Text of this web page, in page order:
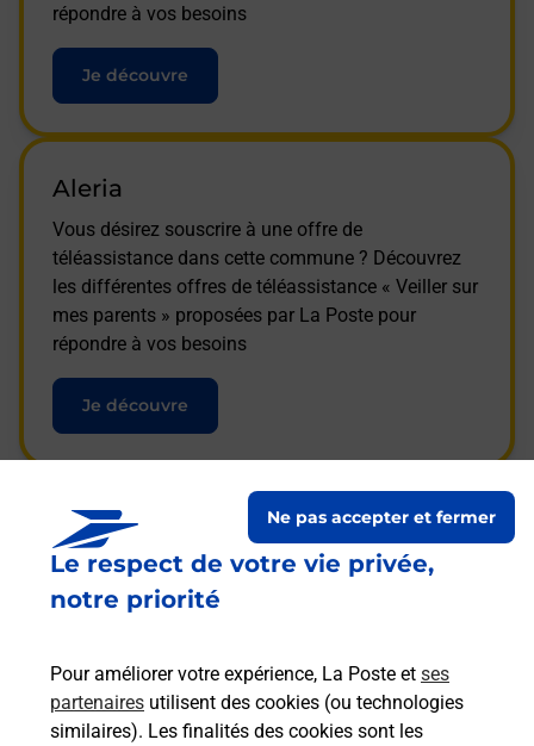
Le respect de votre vie privée,
notre priorité
Pour améliorer votre expérience, La Poste et ses
partenaires utilisent des cookies (ou technologies
similaires). Les finalités des cookies sont les
Ne pas accepter et fermer
répondre à vos besoins
Je découvre
Aleria
Vous désirez souscrire à une offre de
téléassistance dans cette commune ? Découvrez
les différentes offres de téléassistance « Veiller sur
mes parents » proposées par La Poste pour
répondre à vos besoins
Je découvre
Questions fréquemment
posées
La téléassistance classique avec
médaillon d’alarme qu’est ce que